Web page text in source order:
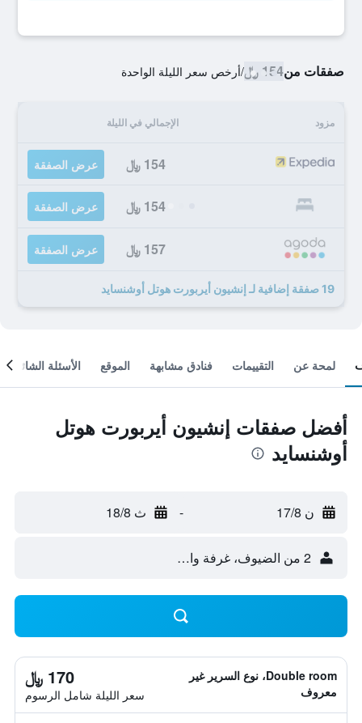
صفقات من154 ﷼ /أرخص سعر الليلة الواحدة
مزود الإجمالي في الليلة
154 ﷼ عرض الصفقة
154 ﷼ عرض الصفقة
157 ﷼ عرض الصفقة
19 صفقة إضافية لـ إنشيون أيربورت هوتل أوشنسايد
لمحة عن التقييمات فنادق مشابهة الموقع الأسئلة الشائعة
أفضل صفقات إنشيون أيربورت هوتل
أوشنسايد
ن 17/8 - ث 18/8
2 من الضيوف، غرفة واحدة
Double room، نوع السرير غير
معروف
170 ﷼
سعر الليلة شامل الرسوم